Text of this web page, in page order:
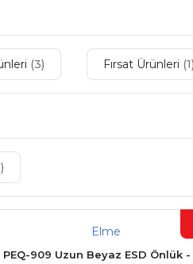
(3) Fırsat Ürünleri (1)
Elme
PEQ-909 Uzun Beyaz ESD Önlük -